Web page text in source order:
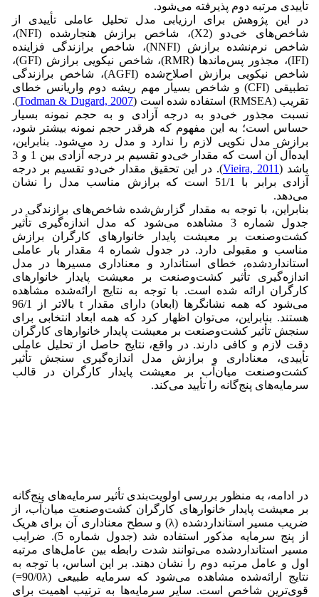
تأییدی مرتبه دوم پذیرفته می‌شود.
در این پژوهش برای ارزیابی مدل تحلیل عاملی تأییدی از
شاخص‌های خی‌دو (X2)، شاخص برازش هنجارشده (NFI)،
شاخص نرم‌نشده برازش (NNFI)، شاخص برازندگی فزاینده
(IFI)، مجذور پس‌ماندها (RMR)، شاخص نیکویی برازش (GFI)،
شاخص نیکویی برازش اصلاح‌شده (AGFI)، شاخص برازندگی
تطبیقی (CFI) و شاخص بسیار مهم ریشه دوم واریانس خطای
تقریب (RMSEA) استفاده‌ شده است (
Todman & Dugard, 2007
).
نسبت مجذور خی‌دو به درجه آزادی و به حجم نمونه بسیار
حساس است؛ به این مفهوم که هرقدر حجم نمونه بیشتر شود،
برازش مدل نکویی لازم را ندارد و مدل رد می‌شود. بنابراین،
ایده‌آل آن است که مقدار خی‌دو تقسیم بر درجه آزادی بین 1 و 3
باشد (Vieira, 2011). در این تحقیق مقدار خی‌دو تقسیم بر درجه
آزادی برابر با 51/1 است که برازش مناسب مدل را نشان
می‌دهد.
بنابراین، با توجه به مقدار گزارش‌شده شاخص‌های برازندگی در
جدول شماره 3 مشاهده می‌شود که مدل اندازه‌گیری تأثیر
کشت‌وصنعت بر معیشت پایدار خانوارهای کارگران برازش
مناسب و مقبولی دارد. در جدول شماره 4 مقدار بار عاملی
استانداردشده، خطای استاندارد و معناداری مسیرها در مدل
اندازه‌گیری تأثیر کشت‌وصنعت بر معیشت پایدار خانوارهای
کارگران ارائه شده است. با توجه به نتایج ارائه‌شده مشاهده
می‌شود که همه نشانگرها (ابعاد) دارای مقدار t بالاتر از 96/1
هستند. بنابراین، می‌توان اظهار کرد که همه ابعاد انتخابی برای
سنجش تأثیر کشت‌وصنعت بر معیشت پایدار خانوارهای کارگران
دقت لازم و کافی دارند. در واقع، نتایج حاصل از تحلیل عاملی
تأییدی، معناداری و برازش مدل اندازه‌گیری سنجش تأثیر
کشت‌وصنعت میان‌آب بر معیشت پایدار کارگران در قالب
سرمایه‌های پنج‌گانه را تأیید می‌کند.
در ادامه، به منظور بررسی اولویت‌بندی تأثیر سرمایه‌های پنج‌گانه
بر معیشت پایدار خانوارهای کارگران کشت‌وصنعت میان‌آب، از
ضریب مسیر استانداردشده (λ) و سطح معناداری آن برای هریک
از پنج سرمایه مذکور استفاده شد (جدول شماره 5). ضرایب
مسیر استانداردشده می‌توانند شدت رابطه بین عامل‌های مرتبه
اول و عامل مرتبه دوم را نشان دهند. بر این اساس، با توجه به
نتایج ارائه‌شده مشاهده می‌شود که سرمایه طبیعی (90/0λ=)
قوی‌ترین شاخص است. سایر سرمایه‌ها به ترتیب اهمیت برای